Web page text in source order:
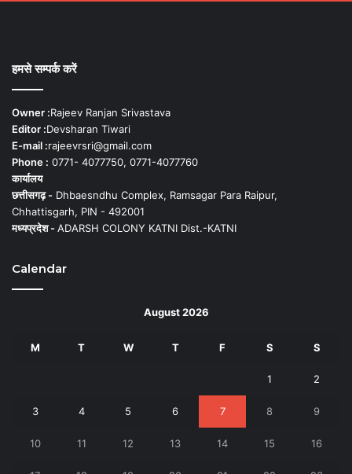
हमसे सम्पर्क करें
Owner :Rajeev Ranjan Srivastava
Editor :Devsharan Tiwari
E-mail :rajeevrsri@gmail.com
Phone : 0771- 4077750, 0771-4077760
कार्यालय
छत्तीसगढ़ - Dhbaesndhu Complex, Ramsagar Para Raipur,
Chhattisgarh, PIN - 492001
मध्यप्रदेश -ADARSH COLONY KATNI Dist.-KATNI
Calendar
August 2026
M T W T F S S
1 2
3 4 5 6 7 8 9
10 11 12 13 14 15 16